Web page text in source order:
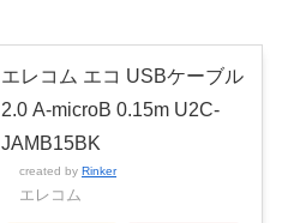
エレコム エコ USBケーブル
2.0 A-microB 0.15m U2C-
JAMB15BK
created by Rinker
エレコム